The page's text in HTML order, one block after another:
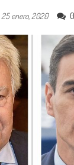
25 enero, 2020 0